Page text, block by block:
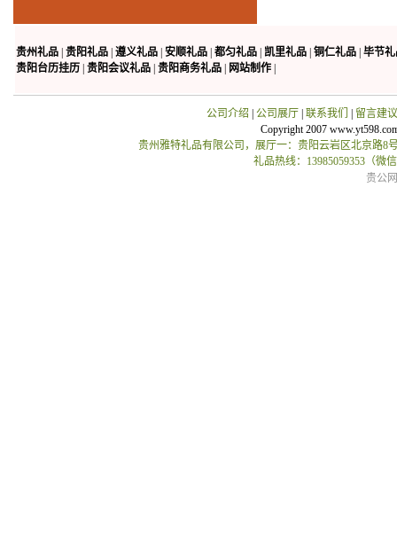
贵州礼品 贵阳礼品 遵义礼品 安顺礼品 都匀礼品 凯里礼品 铜仁礼品 毕节
贵阳台历挂历 贵阳会议礼品 贵阳商务礼品 网站制作
公司介绍 公司展厅| 联系我们
留言建议
Copyright 2007
贵州雅特礼品有限公司，展厅一：贵阳云岩区北京路8
礼品热线：13985059353（微
贵公